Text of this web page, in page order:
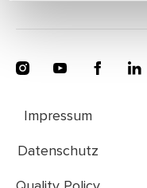
Impressum
Datenschutz